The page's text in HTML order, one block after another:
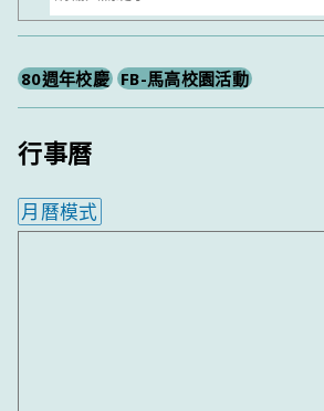
尋
80週年校慶 FB-馬高校園活動
行事曆
月曆模式